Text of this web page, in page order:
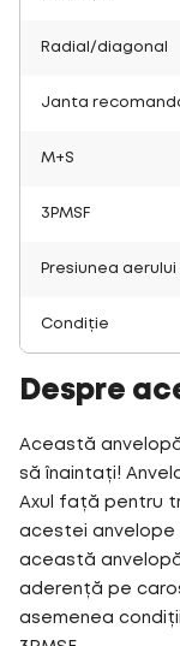
Radial/diagonal
Janta
M+S
3PMSF
Presiunea aerului
Condiție
Despre
Această
să înaintați!
Axul față pentru
acestei anvelope
această
aderență pe
asemenea